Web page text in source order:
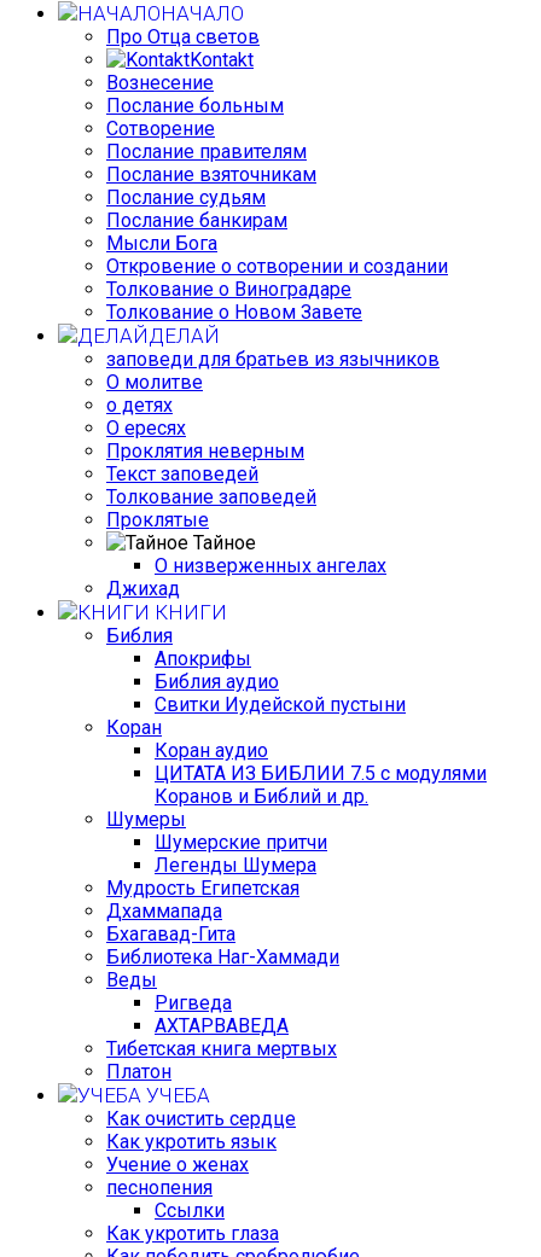
НАЧАЛО
Про Отца светов
Kontakt
Вознесение
Послание больным
Сотворение
Послание правителям
Послание взяточникам
Послание судьям
Послание банкирам
Мысли Бога
Откровение о сотворении и создании
Толкование о Виноградаре
Толкование о Новом Завете
ДЕЛАЙ
заповеди для братьев из язычников
О молитве
о детях
О ересях
Проклятия неверным
Текст заповедей
Толкование заповедей
Проклятые
Тайное
О низверженных ангелах
Джихад
КНИГИ
Библия
Апокрифы
Библия аудио
Свитки Иудейской пустыни
Коран
Коран аудио
ЦИТАТА ИЗ БИБЛИИ 7.5 с модулями
Коранов и Библий и др.
Шумеры
Шумерские притчи
Легенды Шумера
Мудрость Египетская
Дхаммапада
Бхагавад-Гита
Библиотека Наг-Хаммади
Веды
Ригведа
АХТАРВАВЕДА
Тибетская книга мертвых
Платон
УЧЕБА
Как очистить сердце
Как укротить язык
Учение о женах
песнопения
Ссылки
Как укротить глаза